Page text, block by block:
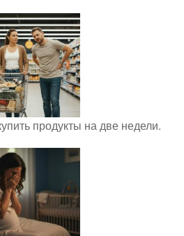
продукты на две недели.